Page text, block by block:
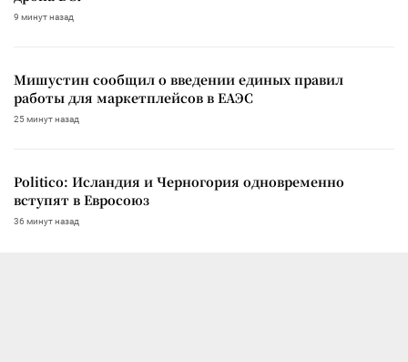
9 минут назад
Мишустин сообщил о введении единых правил
работы для маркетплейсов в ЕАЭС
25 минут назад
Politico: Исландия и Черногория одновременно
вступят в Евросоюз
36 минут назад